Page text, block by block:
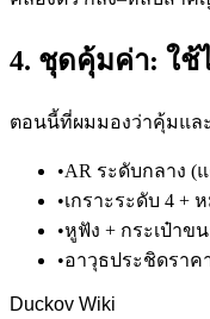
4. ชุดคุ้มค่า: ใช้
ตอนนี้ที่ผมมองว่าคุ้มแล
•AR ระดับกลาง (
•เกราะระดับ 4 +
•หูฟัง + กระเป๋าข
•อาวุธประชิดราค
Duckov Wiki